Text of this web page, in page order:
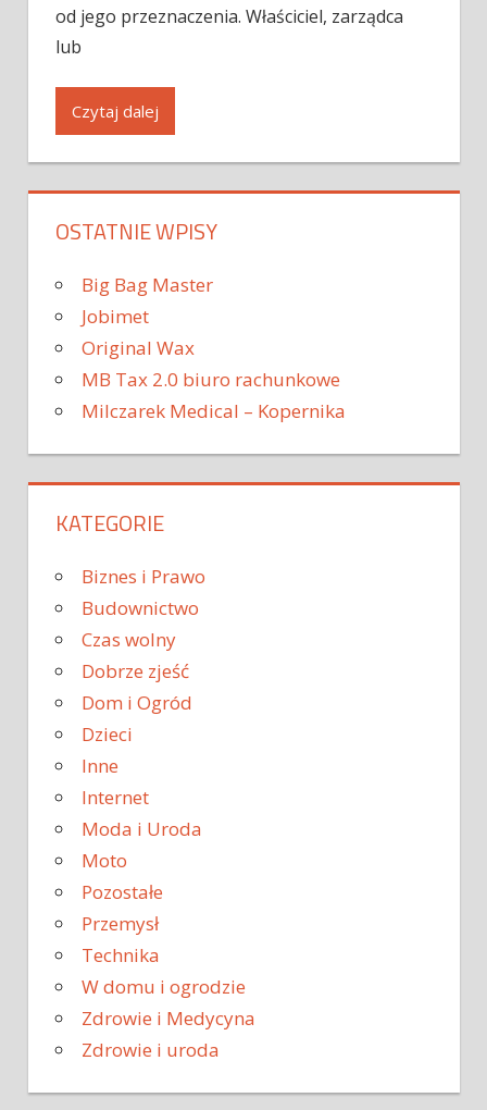
od jego przeznaczenia. Właściciel, zarządca
lub
Czytaj dalej
OSTATNIE WPISY
Big Bag Master
Jobimet
Original Wax
MB Tax 2.0 biuro rachunkowe
Milczarek Medical – Kopernika
KATEGORIE
Biznes i Prawo
Budownictwo
Czas wolny
Dobrze zjeść
Dom i Ogród
Dzieci
Inne
Internet
Moda i Uroda
Moto
Pozostałe
Przemysł
Technika
W domu i ogrodzie
Zdrowie i Medycyna
Zdrowie i uroda